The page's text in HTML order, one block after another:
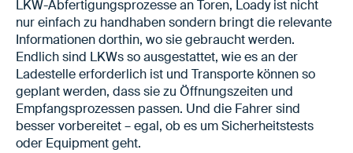
LKW-Abfertigungsprozesse an Toren, Loady ist nicht
nur einfach zu handhaben sondern bringt die relevante
Informationen dorthin, wo sie gebraucht werden.
Endlich sind LKWs so ausgestattet, wie es an der
Ladestelle erforderlich ist und Transporte können so
geplant werden, dass sie zu Öffnungszeiten und
Empfangsprozessen passen. Und die Fahrer sind
besser vorbereitet – egal, ob es um Sicherheitstests
oder Equipment geht.